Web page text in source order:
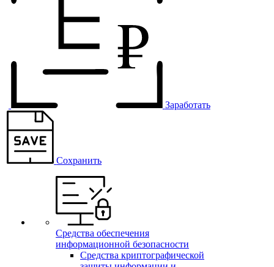
Заработать
Сохранить
Средства обеспечения
информационной безопасности
Средства криптографической